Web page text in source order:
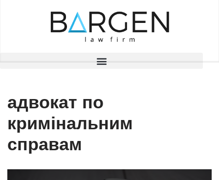
адвокат по
кримінальним
справам